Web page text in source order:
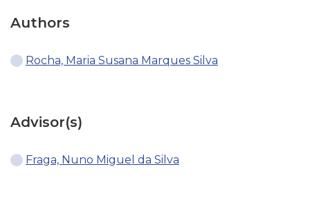
Authors
Rocha, Maria Susana Marques Silva
Advisor(s)
Fraga, Nuno Miguel da Silva